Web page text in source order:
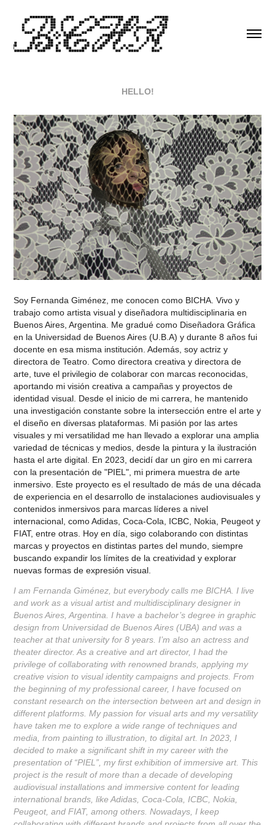
HELLO!
Soy Fernanda Giménez, me conocen como BICHA. Vivo y
trabajo como artista visual y diseñadora multidisciplinaria en
Buenos Aires, Argentina. Me gradué como Diseñadora Gráfica
en la Universidad de Buenos Aires (U.B.A) y durante 8 años fui
docente en esa misma institución. Además, soy actriz y
directora de Teatro. Como directora creativa y directora de
arte, tuve el privilegio de colaborar con marcas reconocidas,
aportando mi visión creativa a campañas y proyectos de
identidad visual. Desde el inicio de mi carrera, he mantenido
una investigación constante sobre la intersección entre el arte y
el diseño en diversas plataformas. Mi pasión por las artes
visuales y mi versatilidad me han llevado a explorar una amplia
variedad de técnicas y medios, desde la pintura y la ilustración
hasta el arte digital. En 2023, decidí dar un giro en mi carrera
con la presentación de "PIEL", mi primera muestra de arte
inmersivo. Este proyecto es el resultado de más de una década
de experiencia en el desarrollo de instalaciones audiovisuales y
contenidos inmersivos para marcas líderes a nivel
internacional, como Adidas, Coca-Cola, ICBC, Nokia, Peugeot y
FIAT, entre otras. Hoy en día, sigo colaborando con distintas
marcas y proyectos en distintas partes del mundo, siempre
buscando expandir los límites de la creatividad y explorar
nuevas formas de expresión visual.
I am Fernanda Giménez, but everybody calls me BICHA. I live
and work as a visual artist and multidisciplinary designer in
Buenos Aires, Argentina. I have a bachelor’s degree in graphic
design from Universidad de Buenos Aires (UBA) and was a
teacher at that university for 8 years. I’m also an actress and
theater director. As a creative and art director, I had the
privilege of collaborating with renowned brands, applying my
creative vision to visual identity campaigns and projects. From
the beginning of my professional career, I have focused on
constant research on the intersection between art and design in
different platforms. My passion for visual arts and my versatility
have taken me to explore a wide range of techniques and
media, from painting to illustration, to digital art. In 2023, I
decided to make a significant shift in my career with the
presentation of “PIEL”, my first exhibition of immersive art. This
project is the result of more than a decade of developing
audiovisual installations and immersive content for leading
international brands, like Adidas, Coca-Cola, ICBC, Nokia,
Peugeot, and FIAT, among others. Nowadays, I keep